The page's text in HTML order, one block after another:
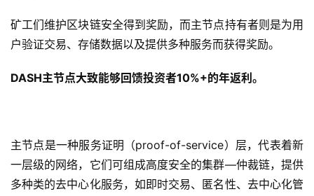
矿工们维护区块链安全得到奖励，而主节点持有者则是为用
户验证交易、存储数据以及提供多种服务而获得奖励。
DASH主节点大致能够回馈投资者10%+的年返利。
主节点是一种服务证明（proof-of-service）层，代表着新
一层级的网络，它们可组成高度安全的集群—仲裁链，提供
多种类的去中心化服务，如即时交易、匿名性、去中心化管